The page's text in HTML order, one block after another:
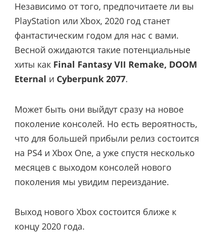
Независимо от того, предпочитаете ли вы
PlayStation или Xbox, 2020 год станет
фантастическим годом для нас с вами.
Весной ожидаются такие потенциальные
хиты как Final Fantasy VII Remake, DOOM
Eternal и Cyberpunk 2077.
Может быть они выйдут сразу на новое
поколение консолей. Но есть вероятность,
что для большей прибыли релиз состоится
на PS4 и Xbox One, а уже спустя несколько
месяцев с выходом консолей нового
поколения мы увидим переиздание.
Выход нового Xbox состоится ближе к
концу 2020 года.